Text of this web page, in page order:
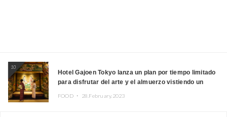
10
Hotel Gajoen Tokyo lanza un plan por tiempo limitado
para disfrutar del arte y el almuerzo vistiendo un
FOOD ・ 28.February.2023